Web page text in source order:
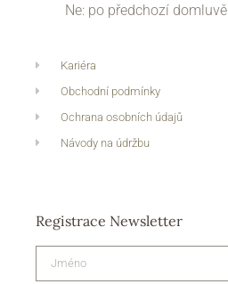
Ne: po předchozí domluvě
Kariéra
Obchodní podmínky
Ochrana osobních údajů
Návody na údržbu
Registrace Newsletter